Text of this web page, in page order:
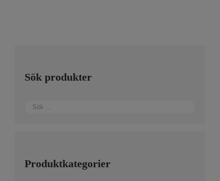
Sök produkter
Produktkategorier